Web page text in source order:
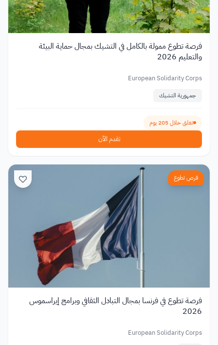
فرصة تطوع ممولة بالكامل في التشيك بمجال حماية البيئة
والتعليم 2026
European Solidarity Corps
جمهورية التشيك
تغلق خلال 205 يوم
تقدم الآن
فرص تطوع
فرصة تطوع في فرنسا بمجال التبادل الثقافي وبرامج إيراسموس
2026
European Solidarity Corps